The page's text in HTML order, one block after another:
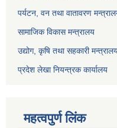
पर्यटन, वन तथा वातावरण
सामाजिक विकास मन्त्रालय
उद्योग, कृषि तथा सहकारी
प्रदेश लेखा नियन्त्रक कार्यालय
महत्वपुर्ण लिंक